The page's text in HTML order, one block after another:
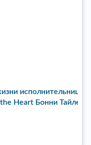
хита Total